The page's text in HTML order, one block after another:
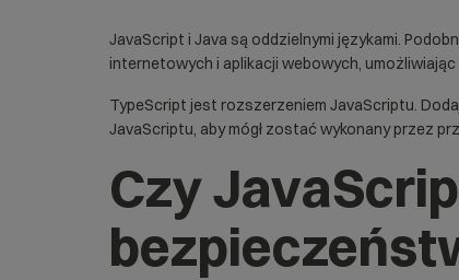
JavaScript i Java są oddzielnymi językami.
internetowych i aplikacji webowych,
TypeScript jest rozszerzeniem JavaScriptu.
JavaScriptu, aby mógł zostać wykonany przez
Czy